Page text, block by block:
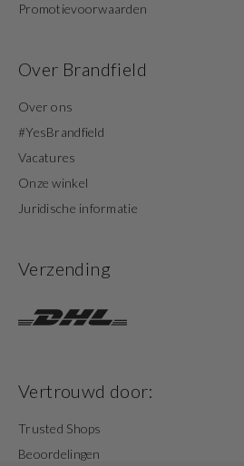
Promotievoorwaarden
Over Brandfield
Over ons
#YesBrandfield
Vacatures
Onze winkel
Juridische informatie
Verzending
Vertrouwd door:
Trusted Shops
Beoordelingen